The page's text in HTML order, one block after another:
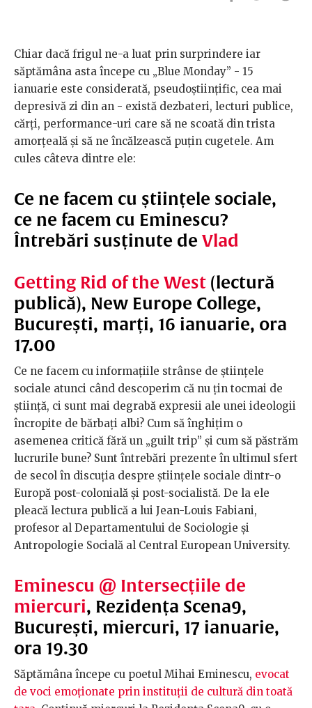
Chiar dacă frigul ne-a luat prin surprindere iar
săptămâna asta începe cu „Blue Monday” - 15
ianuarie este considerată, pseudoștiințific, cea mai
depresivă zi din an - există dezbateri, lecturi publice,
cărți, performance-uri care să ne scoată din trista
amorțeală și să ne încălzească puțin cugetele. Am
cules câteva dintre ele:
Ce ne facem cu științele sociale,
ce ne facem cu Eminescu?
Întrebări susținute de Vlad
Getting Rid of the West (lectură
publică), New Europe College,
București, marți, 16 ianuarie, ora
17.00
Ce ne facem cu informațiile strânse de științele
sociale atunci când descoperim că nu țin tocmai de
știință, ci sunt mai degrabă expresii ale unei ideologii
încropite de bărbați albi? Cum să înghițim o
asemenea critică fără un „guilt trip” și cum să păstrăm
lucrurile bune? Sunt întrebări prezente în ultimul sfert
de secol în discuția despre științele sociale dintr-o
Europă post-colonială și post-socialistă. De la ele
pleacă lectura publică a lui Jean-Louis Fabiani,
profesor al Departamentului de Sociologie și
Antropologie Socială al Central European University.
Eminescu @ Intersecțiile de
miercuri, Rezidența Scena9,
București, miercuri, 17 ianuarie,
ora 19.30
Săptămâna începe cu poetul Mihai Eminescu, evocat
de voci emoționate prin instituții de cultură din toată